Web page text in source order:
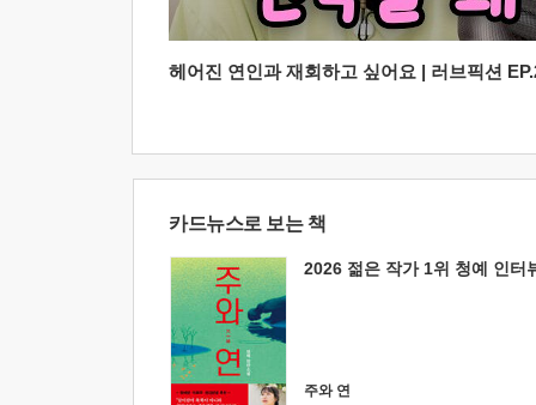
헤어진 연인과 재회하고 싶어요 | 러브픽션
카드뉴스로 보는 책
2026 젊은 작가 1위 청예 인터
주와 연